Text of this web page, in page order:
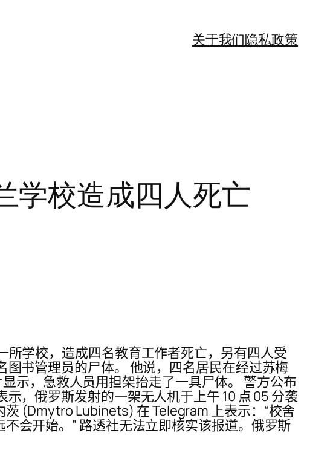
关于我们隐私政策
学校造成四人死亡
所学校，造成四名教育工作者死亡，另有四人受
书管理员的尸体。 他说，四名居民在经过苏梅
示，急救人员用担架抬走了一具尸体。 警方公布
，俄罗斯发射的一架无人机于上午 10 点 05 分袭
(Dmytro Lubinets) 在 Telegram 上表示：“校舍
会开始。” 路透社无法立即核实该报道。俄罗斯